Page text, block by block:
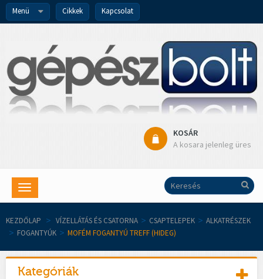
Menü Cikkek Kapcsolat
KOSÁR
A kosara jelenleg üres
Toggle
navigation
KEZDŐLAP > VÍZELLÁTÁS ÉS CSATORNA > CSAPTELEPEK > ALKATRÉSZEK
> FOGANTYÚK > MOFÉM FOGANTYÚ TREFF (HIDEG)
Kategóriák